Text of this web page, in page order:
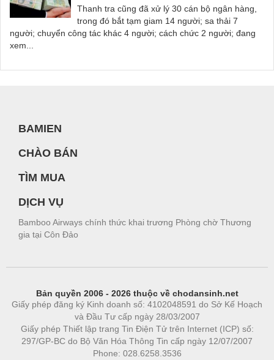
Thanh tra cũng đã xử lý 30 cán bộ ngân hàng,
trong đó bắt tạm giam 14 người; sa thải 7
người; chuyển công tác khác 4 người; cách chức 2 người; đang
xem...
BAMIEN
CHÀO BÁN
TÌM MUA
DỊCH VỤ
Bamboo Airways chính thức khai trương Phòng chờ Thương
gia tại Côn Đảo
Bản quyền 2006 - 2026 thuộc về chodansinh.net
Giấy phép đăng ký Kinh doanh số: 4102048591 do Sở Kế Hoạch
và Đầu Tư cấp ngày 28/03/2007
Giấy phép Thiết lập trang Tin Điện Tử trên Internet (ICP) số:
297/GP-BC do Bộ Văn Hóa Thông Tin cấp ngày 12/07/2007
Phone: 028.6258.3536